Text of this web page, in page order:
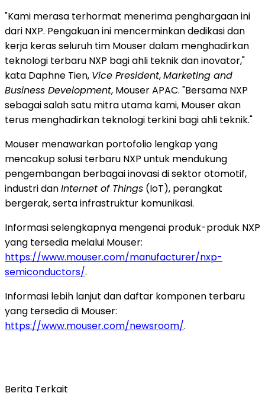
"Kami merasa terhormat menerima penghargaan ini
dari NXP. Pengakuan ini mencerminkan dedikasi dan
kerja keras seluruh tim Mouser dalam menghadirkan
teknologi terbaru NXP bagi ahli teknik dan inovator,"
kata Daphne Tien, Vice President,Marketing and
Business Development, Mouser APAC. "Bersama NXP
sebagai salah satu mitra utama kami, Mouser akan
terus menghadirkan teknologi terkini bagi ahli teknik."
Mouser menawarkan portofolio lengkap yang
mencakup solusi terbaru NXP untuk mendukung
pengembangan berbagai inovasi di sektor otomotif,
industri danInternet of Things (IoT), perangkat
bergerak, serta infrastruktur komunikasi.
Informasi selengkapnya mengenai produk-produk NXP
yang tersedia melalui Mouser:
https://www.mouser.com/manufacturer/nxp-
semiconductors/.
Informasi lebih lanjut dan daftar komponen terbaru
yang tersedia di Mouser:
https://www.mouser.com/newsroom/.
Berita Terkait